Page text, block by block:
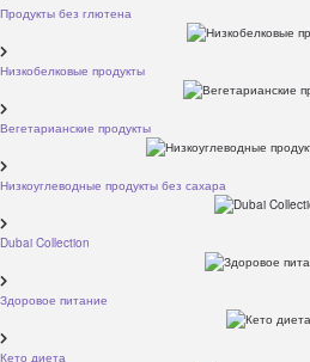
Продукты без глютена
Низкобелковые продукты
Вегетарианские продукты
Низкоуглеводные продукты без сахара
Dubai Collection
Здоровое питание
Кето диета